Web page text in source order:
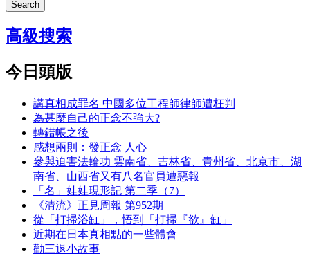
Search
高級搜索
今日頭版
講真相成罪名 中國多位工程師律師遭枉判
為甚麼自己的正念不強大?
轉錯帳之後
感想兩則：發正念 人心
參與迫害法輪功 雲南省、吉林省、貴州省、北京市、湖
南省、山西省又有八名官員遭惡報
「名」娃娃現形記 第二季（7）
《清流》正見周報 第952期
從「打掃浴缸」，悟到「打掃『欲』缸」
近期在日本真相點的一些體會
勸三退小故事